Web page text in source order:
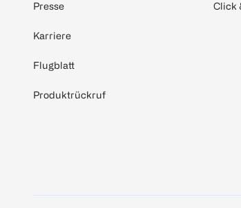
Presse
Karriere
Flugblatt
Produktrückruf
Click